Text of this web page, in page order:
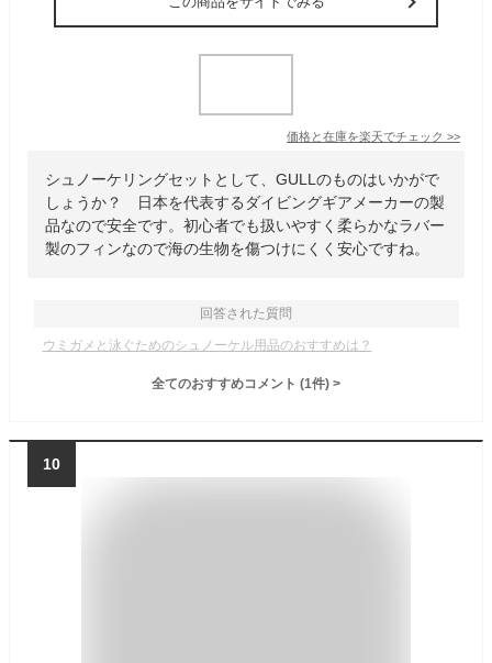
価格と在庫を楽天でチェック >>
シュノーケリングセットとして、GULLのものはいかがで
しょうか？ 日本を代表するダイビングギアメーカーの製
品なので安全です。初心者でも扱いやすく柔らかなラバー
製のフィンなので海の生物を傷つけにくく安心ですね。
回答された質問
ウミガメと泳ぐためのシュノーケル用品のおすすめは？
全てのおすすめコメント (1件) >
10